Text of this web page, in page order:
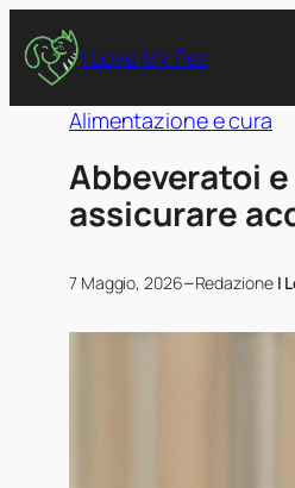
I Love My Pet
Alimentazione e cura
Abbeveratoi
assicurare
7 Maggio, 2026–Redazione I